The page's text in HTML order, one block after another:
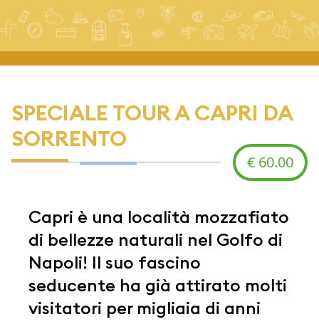
SPECIALE TOUR A CAPRI DA
SORRENTO
€ 60.00
Capri è una località mozzafiato
di bellezze naturali nel Golfo di
Napoli! Il suo fascino
seducente ha già attirato molti
visitatori per migliaia di anni